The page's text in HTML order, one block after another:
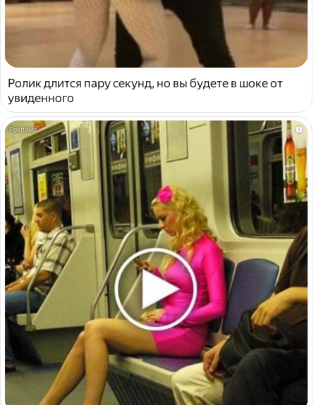
Ролик длится пару секунд, но вы будете в шоке от
увиденного
i